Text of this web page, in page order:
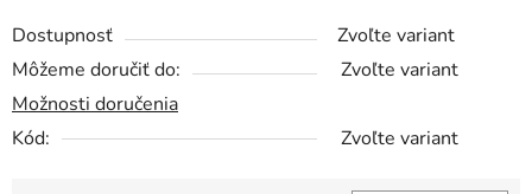
Dostupnosť
Zvoľte variant
Môžeme doručiť do:
Zvoľte variant
Možnosti doručenia
Kód:
Zvoľte variant